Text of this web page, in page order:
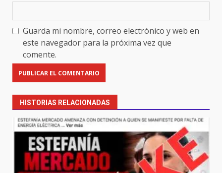
Guarda mi nombre, correo electrónico y web en
este navegador para la próxima vez que
comente.
HISTORIAS RELACIONADAS